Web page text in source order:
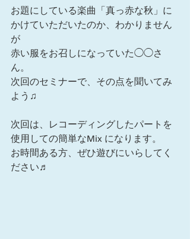
お題にしている楽曲「真っ赤な秋」に
かけていただいたのか、わかりません
が
赤い服をお召しになっていた◯◯さ
ん。
次回のセミナーで、その点を聞いてみ
よう♫
次回は、レコーディングしたパートを
使用しての簡単なMix になります。
お時間ある方、ぜひ遊びにいらしてく
ださい♬